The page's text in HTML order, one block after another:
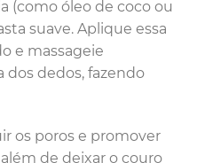
(como óleo de coco ou
suave. Aplique essa
e massageie
dedos, fazendo
os poros e promover
de deixar o couro